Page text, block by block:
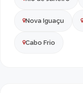
Nova Iguaçu
Cabo Frio